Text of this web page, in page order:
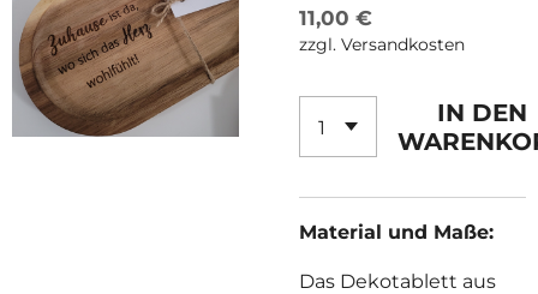
11,00 €
zzgl. Versandkosten
IN DEN
Material und Maße:
Das Dekotablett aus